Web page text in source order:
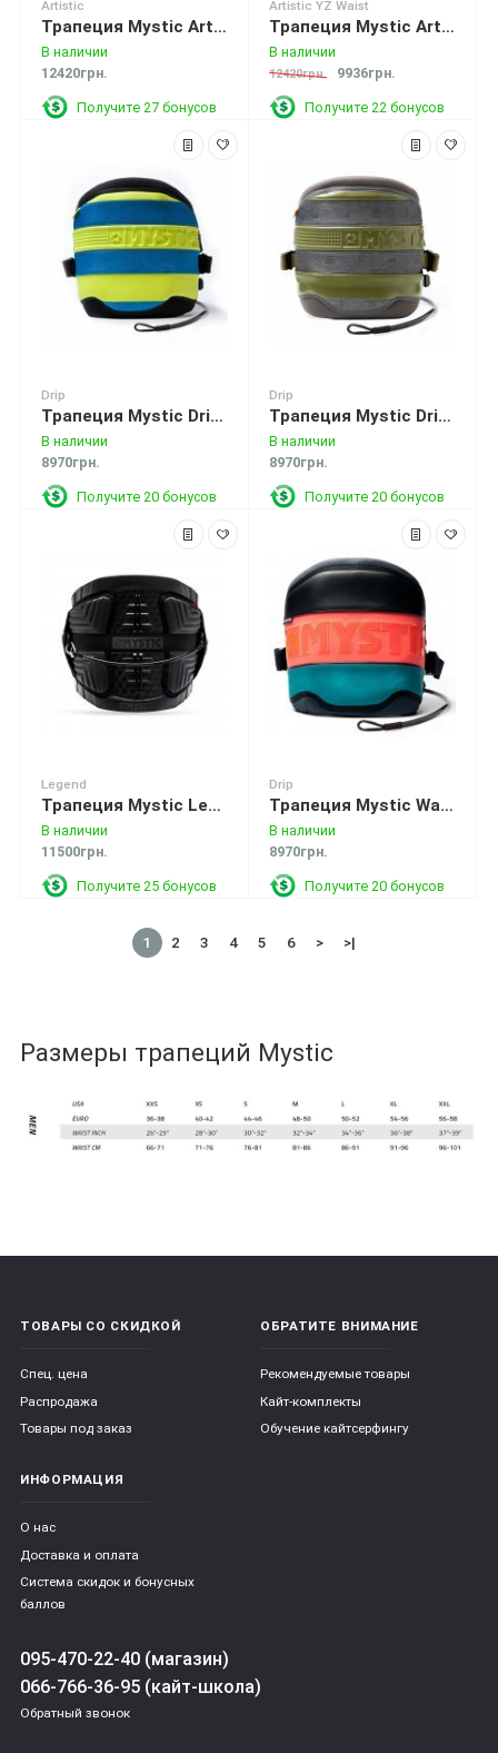
Artistic
Трапеция Mystic Artistic YZ PRO Waist Harness Blue (Navy)
В наличии
12420грн.
Получите 27 бонусов
Artistic YZ Waist
Трапеция Mystic Artistic YZ Waist Harness Navy
В наличии
12420грн. 9936грн.
Получите 22 бонусов
Drip
Трапеция Mystic Drip Waist Harness Yellow
В наличии
8970грн.
Получите 20 бонусов
Drip
Трапеция Mystic Drip Windsurf Harness Army
В наличии
8970грн.
Получите 20 бонусов
Legend
Трапеция Mystic Legend Harness Black
В наличии
11500грн.
Получите 25 бонусов
Drip
Трапеция Mystic Waist Harness Drip
В наличии
8970грн.
Получите 20 бонусов
1 2 3 4 5 6 > >|
Размеры трапеций Mystic
ТОВАРЫ СО СКИДКОЙ
Спец. цена
Распродажа
Товары под заказ
ОБРАТИТЕ ВНИМАНИЕ
Рекомендуемые товары
Кайт-комплекты
Обучение кайтсерфингу
ИНФОРМАЦИЯ
О нас
Доставка и оплата
Система скидок и бонусных
баллов
095-470-22-40 (магазин)
066-766-36-95 (кайт-школа)
Обратный звонок